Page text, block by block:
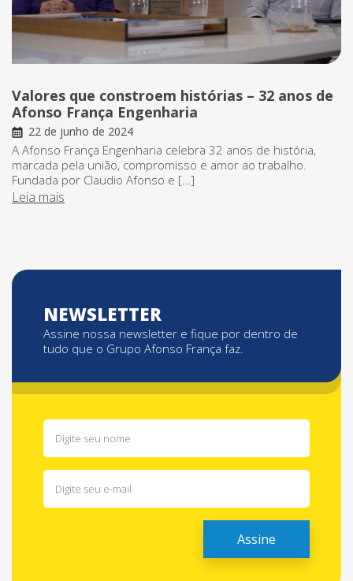
Valores que constroem histórias – 32 anos de
Afonso França Engenharia
22 de junho de 2024
A Afonso França Engenharia celebra 32 anos de história,
marcada pela união, compromisso e amor ao trabalho.
Fundada por Claudio Afonso e […]
Leia mais
NEWSLETTER
Assine nossa newsletter e fique por dentro de
tudo que o Grupo Afonso França faz.